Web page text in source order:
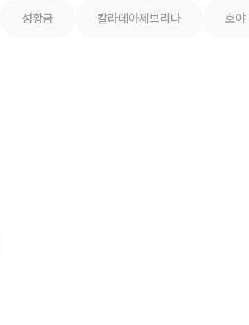
성황금 칼라데아제브리나 호야